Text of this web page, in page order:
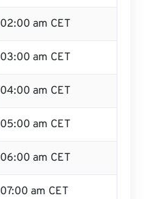
02:00 am CET
03:00 am CET
04:00 am CET
05:00 am CET
06:00 am CET
07:00 am CET